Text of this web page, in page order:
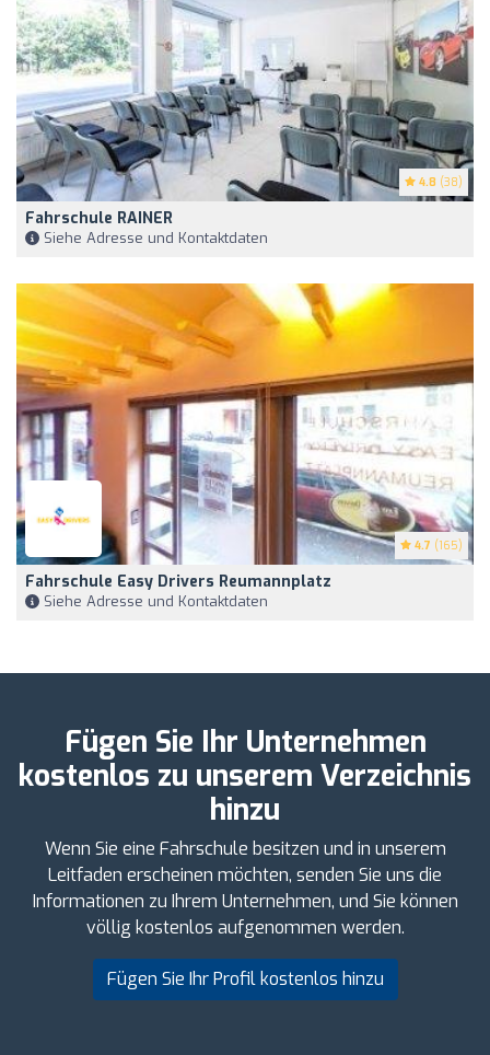
4.8 (38)
Fahrschule RAINER
Siehe Adresse und Kontaktdaten
4.7 (165)
Fahrschule Easy Drivers Reumannplatz
Siehe Adresse und Kontaktdaten
Fügen Sie Ihr Unternehmen
kostenlos zu unserem Verzeichnis
hinzu
Wenn Sie eine Fahrschule besitzen und in unserem
Leitfaden erscheinen möchten, senden Sie uns die
Informationen zu Ihrem Unternehmen, und Sie können
völlig kostenlos aufgenommen werden.
Fügen Sie Ihr Profil kostenlos hinzu